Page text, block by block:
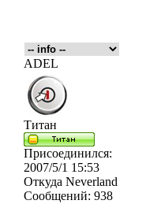
ADEL
Титан
Присоединился:
2007/5/1 15:53
Откуда Neverland
Сообщений: 938